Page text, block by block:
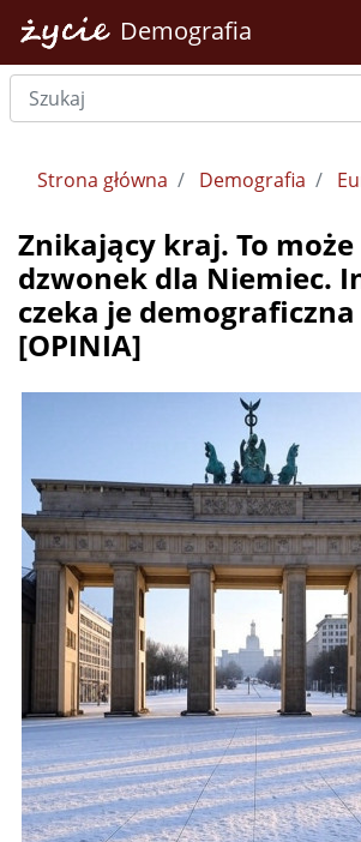
Demografia
Strona główna Demografia
Znikający kraj. To może
dzwonek dla Niemiec.
czeka je demograficzna
[OPINIA]